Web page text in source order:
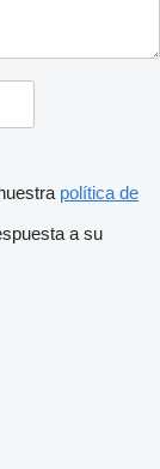
política de
a su